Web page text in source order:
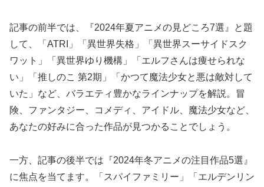
記事の前半では、『2024年夏アニメの見どころ7選』と題
して、「ATRI」「異世界失格」「異世界スーサイドスク
ワット」「異世界ゆり機構」「エルフさんは痩せられな
い」「推しのこ 第2期」「かつて魔法少女と悪は敵対して
いた」など、バラエティ豊かなラインナップを解説。冒
険、ファンタジー、コメディ、アイドル、魔法少女など、
あなたの好みに合った作品が見つかることでしょう。
一方、記事の後半では『2024年冬アニメの注目作品5選』
に焦点を当てます。「スパイファミリー」「エルデンリン